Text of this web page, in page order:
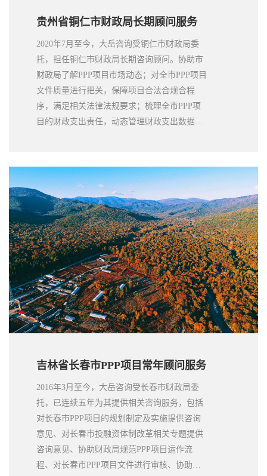
贵州省铜仁市财政局长期顾问服务
2020年7月至今，大岳咨询受铜仁市财政局委
托，担任铜仁市财政局长期咨询顾问。协助市
财政局了解PPP项目市场动态；对全市PPP项目
文件质量进行把关，保障项目合法合规合程
序，满足相关法律法规要求；梳理全市PPP项
目的财政支出责任，动态管理财政支出数据；
间，大岳服务质量、服务态度得到市财政局领
导的一致好评，为铜仁市PPP项目管理工作提
供显著的贡献。
吉林省长春市PPP项目常年顾问服务
2016年3月至今，大岳咨询受长春市财政局委
托，已连续五年为其提供相关咨询服务，包括
对长春市PPP项目的规划制定及实施提供咨询
意见、对长春市投融资体制改革相关专题提供
咨询意见、协助财政局规范PPP项目运作流
程、对长春市PPP项目文件进行审核、协助管